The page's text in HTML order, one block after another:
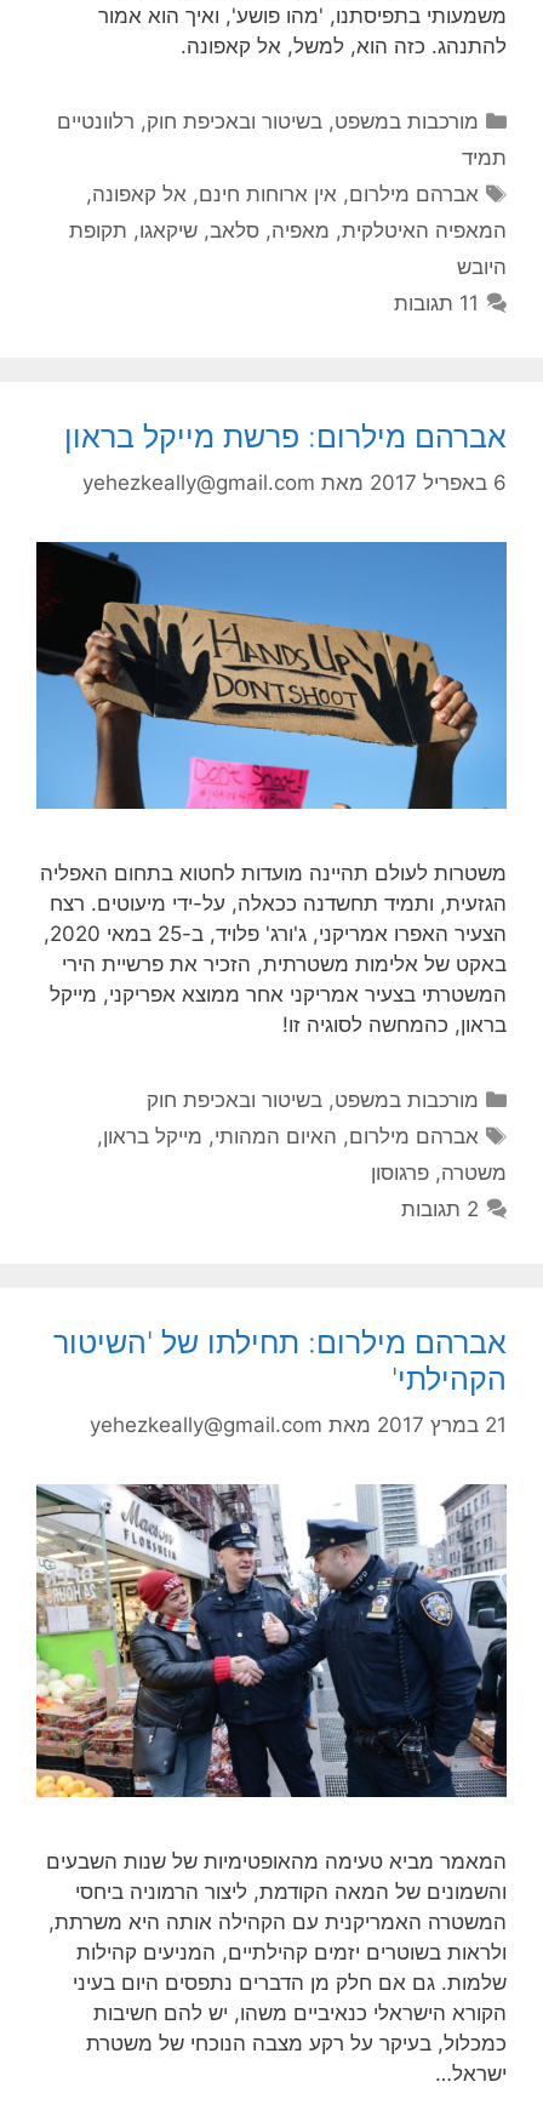
משמעותי בתפיסתנו, 'מהו פושע', ואיך הוא אמור
להתנהג. כזה הוא, למשל, אל קאפונה.
קטגוריות
מורכבות במשפט, בשיטור ובאכיפת חוק, רלוונטיים
תמיד
תגיות
אברהם מילרום, אין ארוחות חינם, אל קאפונה,
המאפיה האיטלקית, מאפיה, סלאב, שיקאגו, תקופת
היובש
11 תגובות
אברהם מילרום: פרשת מייקל בראון
6 באפריל 2017 מאת yehezkeally@gmail.com
משטרות לעולם תהיינה מועדות לחטוא בתחום האפליה
הגזעית, ותמיד תחשדנה ככאלה, על-ידי מיעוטים. רצח
הצעיר האפרו אמריקני, ג'ורג' פלויד, ב-25 במאי 2020,
באקט של אלימות משטרתית, הזכיר את פרשיית הירי
המשטרתי בצעיר אמריקני אחר ממוצא אפריקני, מייקל
בראון, כהמחשה לסוגיה זו!
קטגוריות
מורכבות במשפט, בשיטור ובאכיפת חוק
תגיות
אברהם מילרום, האיום המהותי, מייקל בראון,
משטרה, פרגוסון
2 תגובות
אברהם מילרום: תחילתו של 'השיטור
הקהילתי'
21 במרץ 2017 מאת yehezkeally@gmail.com
המאמר מביא טעימה מהאופטימיות של שנות השבעים
והשמונים של המאה הקודמת, ליצור הרמוניה ביחסי
המשטרה האמריקנית עם הקהילה אותה היא משרתת,
ולראות בשוטרים יזמים קהילתיים, המניעים קהילות
שלמות. גם אם חלק מן הדברים נתפסים היום בעיני
הקורא הישראלי כנאיביים משהו, יש להם חשיבות
כמכלול, בעיקר על רקע מצבה הנוכחי של משטרת
ישראל…